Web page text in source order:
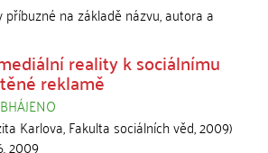
na základě názvu, autora a
reality k sociálnímu
reklamě
Karlova, Fakulta sociálních věd,2009)
2009